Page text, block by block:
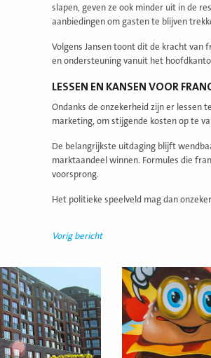
slapen, geven ze ook minder uit in de
aanbiedingen om gasten te blijven
Volgens Jansen toont dit de kracht van
en ondersteuning vanuit het
LESSEN EN KANSEN VOOR
Ondanks de onzekerheid zijn er lessen
marketing, om stijgende kosten op te
De belangrijkste uitdaging blijft
marktaandeel winnen. Formules die
voorsprong.
Het politieke speelveld mag dan
Vorig bericht
Lees
meer